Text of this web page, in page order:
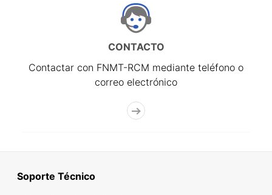
CONTACTO
Contactar con FNMT-RCM mediante teléfono o
correo electrónico
Soporte Técnico